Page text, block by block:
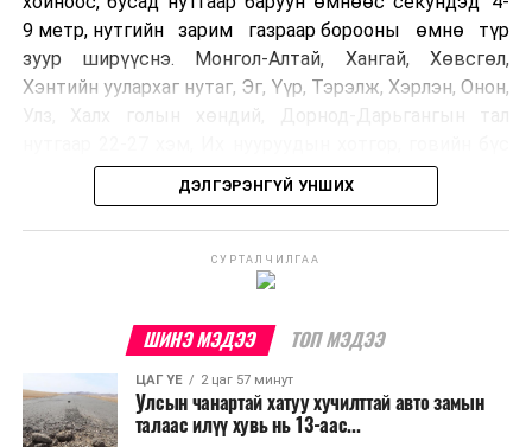
9 метр, нутгийн зарим газраар борооны өмнө түр
зуур ширүүснэ. Монгол-Алтай, Хангай, Хөвсгөл,
Хэнтийн уулархаг нутаг, Эг, Үүр, Тэрэлж, Хэрлэн, Онон,
нутгийн өмнөд хэсгээр 34-39 хэм, бусад нутгаар 27-
32 хэм дулаан байна.
УЛААНБААТАР ХОТ ОРЧМООР:
үүлтэй. Бороо орохгүй. Салхи баруун
хойноос секундэд 4-9 метр. 27-29 хэм
дулаан байна.
БАГАНУУР ОРЧМООР:Багавтар үүлтэй.
Бороо орохгүй. Салхи баруун хойноос
ДЭЛГЭРЭНГҮЙ УНШИХ
СУРТАЛЧИЛГАА
ШИНЭ МЭДЭЭ ТОП МЭДЭЭ
ЦАГ ҮЕ 2 цаг 57 минут
Улсын чанартай хатуу хучилттай авто замын
талаас илүү хувь нь 13-аас...